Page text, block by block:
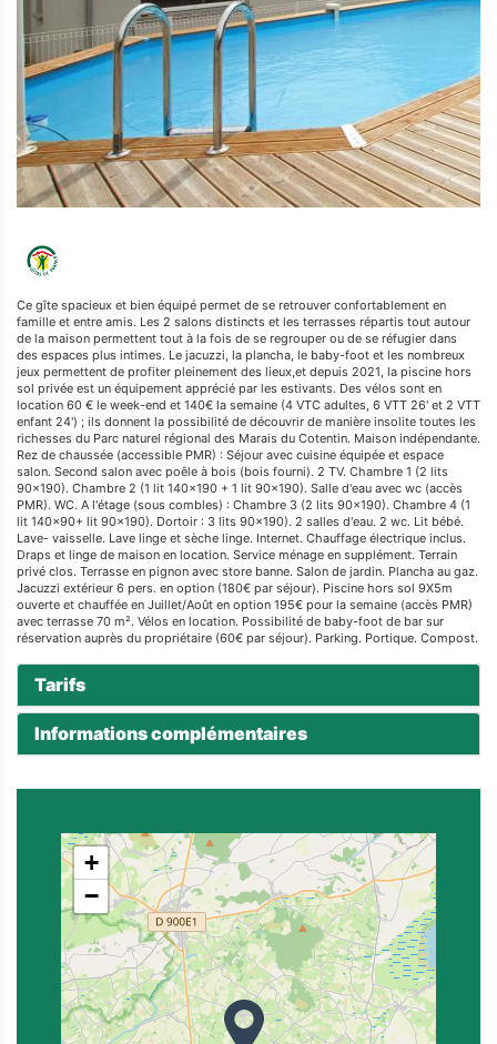
Ce gîte spacieux et bien équipé permet de se retrouver confortablement en
famille et entre amis. Les 2 salons distincts et les terrasses répartis tout autour
de la maison permettent tout à la fois de se regrouper ou de se réfugier dans
des espaces plus intimes. Le jacuzzi, la plancha, le baby-foot et les nombreux
jeux permettent de profiter pleinement des lieux,et depuis 2021, la piscine hors
sol privée est un équipement apprécié par les estivants. Des vélos sont en
location 60 € le week-end et 140€ la semaine (4 VTC adultes, 6 VTT 26' et 2 VTT
enfant 24') ; ils donnent la possibilité de découvrir de manière insolite toutes les
richesses du Parc naturel régional des Marais du Cotentin. Maison indépendante.
Rez de chaussée (accessible PMR) : Séjour avec cuisine équipée et espace
salon. Second salon avec poêle à bois (bois fourni). 2 TV. Chambre 1 (2 lits
90x190). Chambre 2 (1 lit 140x190 + 1 lit 90x190). Salle d'eau avec wc (accès
PMR). WC. A l'étage (sous combles) : Chambre 3 (2 lits 90x190). Chambre 4 (1
lit 140x90+ lit 90x190). Dortoir : 3 lits 90x190). 2 salles d'eau. 2 wc. Lit bébé.
Lave- vaisselle. Lave linge et sèche linge. Internet. Chauffage électrique inclus.
Draps et linge de maison en location. Service ménage en supplément. Terrain
privé clos. Terrasse en pignon avec store banne. Salon de jardin. Plancha au gaz.
Jacuzzi extérieur 6 pers. en option (180€ par séjour). Piscine hors sol 9X5m
ouverte et chauffée en Juillet/Août en option 195€ pour la semaine (accès PMR)
avec terrasse 70 m². Vélos en location. Possibilité de baby-foot de bar sur
réservation auprès du propriétaire (60€ par séjour). Parking. Portique. Compost.
Tarifs
Informations complémentaires
+
−